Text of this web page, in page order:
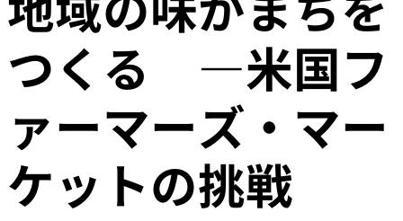
つくる ―米国フ
ァーマーズ・マー
ケットの挑戦